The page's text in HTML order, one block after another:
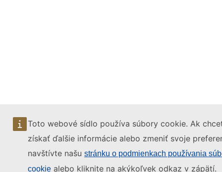
Toto webové sídlo používa súbory cookie. Ak
získať ďalšie informácie alebo zmeniť svoje
navštívte našu stránku o podmienkach používania
cookie alebo kliknite na akýkoľvek odkaz v zápätí.